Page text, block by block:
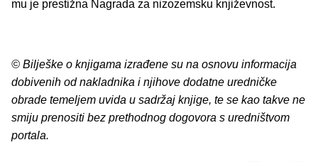
mu je prestižna Nagrada za nizozemsku književnost.
© Bilješke o knjigama izrađene su na osnovu informacija
dobivenih od nakladnika i njihove dodatne uredničke
obrade temeljem uvida u sadržaj knjige, te se kao takve ne
smiju prenositi bez prethodnog dogovora s uredništvom
portala.